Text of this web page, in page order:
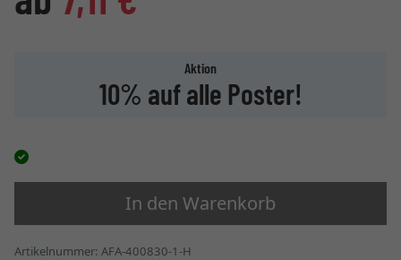
Aktion
10% auf alle Poster!
In den Warenkorb
Artikelnummer: AFA-400830-1-H